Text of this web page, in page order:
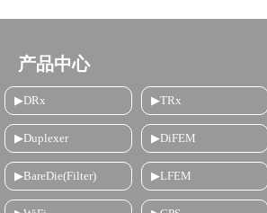
产品中心
▶DRx ▶TRx
▶Duplexer ▶DiFEM
▶BareDie(Filter) ▶LFEM